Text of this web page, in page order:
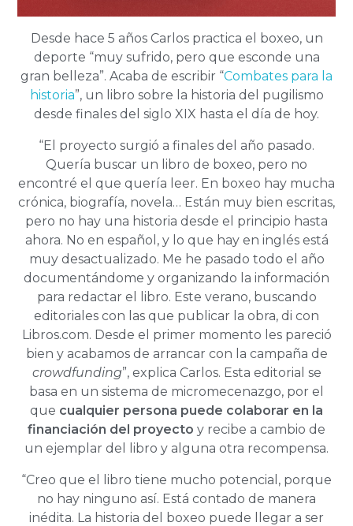
Desde hace 5 años Carlos practica el boxeo, un
deporte “muy sufrido, pero que esconde una
gran belleza”. Acaba de escribir “Combates para la
historia”, un libro sobre la historia del pugilismo
desde finales del siglo XIX hasta el día de hoy.
“El proyecto surgió a finales del año pasado.
Quería buscar un libro de boxeo, pero no
encontré el que quería leer. En boxeo hay mucha
crónica, biografía, novela… Están muy bien escritas,
pero no hay una historia desde el principio hasta
ahora. No en español, y lo que hay en inglés está
muy desactualizado. Me he pasado todo el año
documentándome y organizando la información
para redactar el libro. Este verano, buscando
editoriales con las que publicar la obra, di con
Libros.com. Desde el primer momento les pareció
bien y acabamos de arrancar con la campaña de
crowdfunding”, explica Carlos. Esta editorial se
basa en un sistema de micromecenazgo, por el
que cualquier persona puede colaborar en la
financiación del proyecto y recibe a cambio de
un ejemplar del libro y alguna otra recompensa.
“Creo que el libro tiene mucho potencial, porque
no hay ninguno así. Está contado de manera
inédita. La historia del boxeo puede llegar a ser